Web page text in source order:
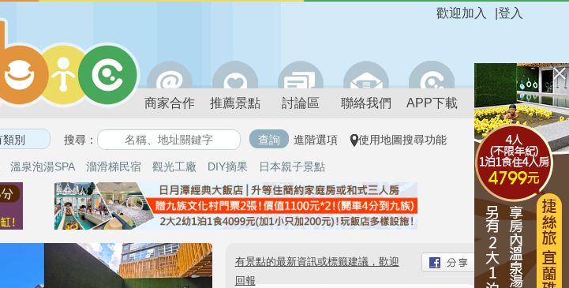
登入
歡迎加入
商家合作 推薦景點 討論區 聯絡我們 APP下載
搜尋： 進階選項 使用地圖搜尋功能
溫泉泡湯SPA 溜滑梯民宿 觀光工廠 DIY摘果 日本親子景點
有景點的最新資訊或標籤建議，歡迎
回報